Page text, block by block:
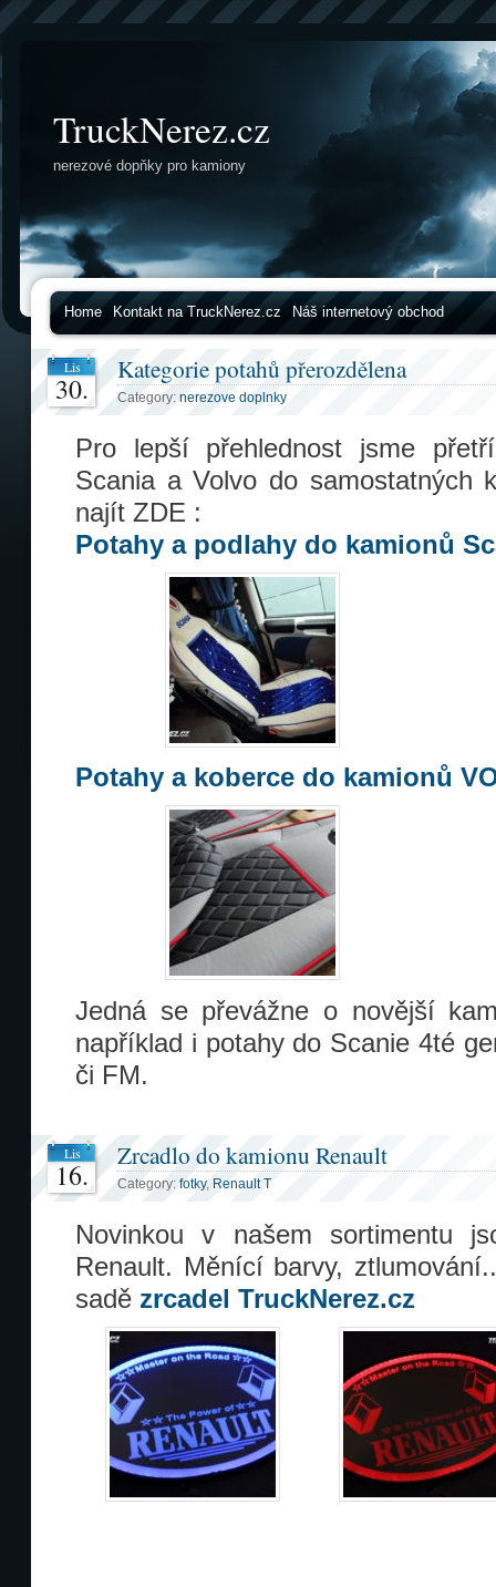
TruckNerez.cz
nerezové dopňky pro kamiony
Home Kontakt na TruckNerez.cz Náš internetový obchod
Lis
30.
Kategorie potahů přerozdělena
Category: nerezove doplnky
Pro lepší přehlednost jsme
Scania a Volvo do samostatných
najít ZDE :
Potahy a podlahy do kamionů
Potahy a koberce do kamionů
Jedná se převážne o novější
například i potahy do Scanie 4té
či FM.
Lis
16.
Zrcadlo do kamionu Renault
Category: fotky, Renault T
Novinkou v našem sortimentu
Renault. Měnící barvy,
sadě zrcadel TruckNerez.cz